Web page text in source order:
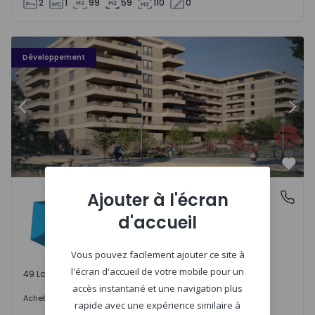
2 1 99 59 110 0
Développement
PLENO JARDIM - 3
Précédent
Águas Santas, PortoPLENO JARDIM
Águas Santas, Porto
49 Lots disponibles
Acheter 242.000 €
Ajouter à l'écran
d'accueil
Vous pouvez facilement ajouter ce site à
l'écran d'accueil de votre mobile pour un
accès instantané et une navigation plus
rapide avec une expérience similaire à